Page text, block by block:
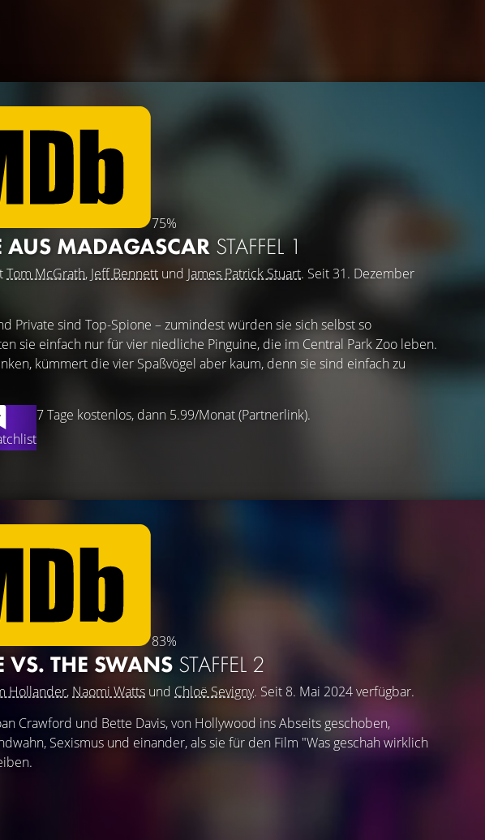
75%
MADAGASCAR STAFFEL 1
Tom McGrath, Jeff Bennett und James Patrick Stuart. Seit 31. Dezember
7 Tage kostenlos, dann 5.99/Monat (Partnerlink).
Private sind Top-Spione – zumindest würden sie sich selbst so
sie einfach nur für vier niedliche Pinguine, die im Central Park Zoo leben.
kümmert die vier Spaßvögel aber kaum, denn sie sind einfach zu
83%
VS. THE SWANS STAFFEL 2
Hollander, Naomi Watts und Chloë Sevigny. Seit 8. Mai 2024 verfügbar.
Crawford und Bette Davis, von Hollywood ins Abseits geschoben,
Sexismus und einander, als sie für den Film "Was geschah wirklich